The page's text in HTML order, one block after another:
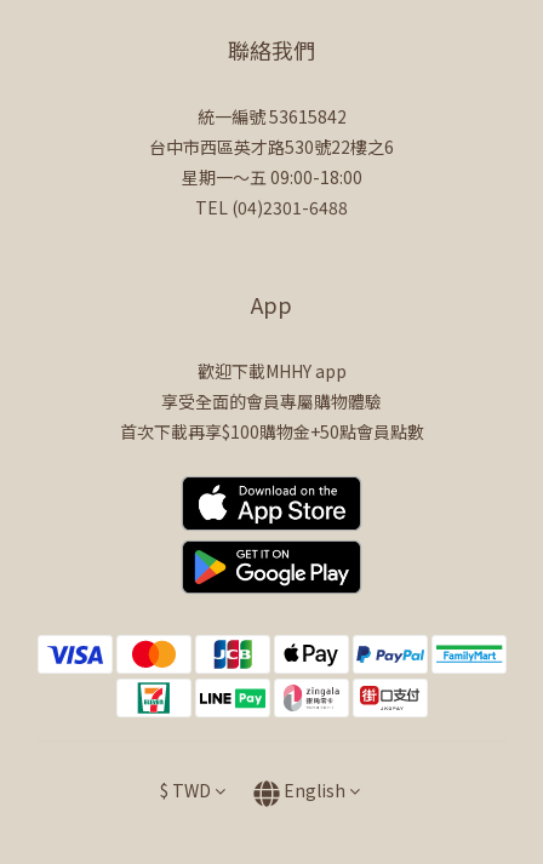
聯絡我們
統一編號 53615842
台中市西區英才路530號22樓之6
星期一～五 09:00-18:00
TEL (04)2301-6488
App
歡迎下載MHHY app
享受全面的會員專屬購物體驗
首次下載再享$100購物金+50點會員點數
$ TWD English